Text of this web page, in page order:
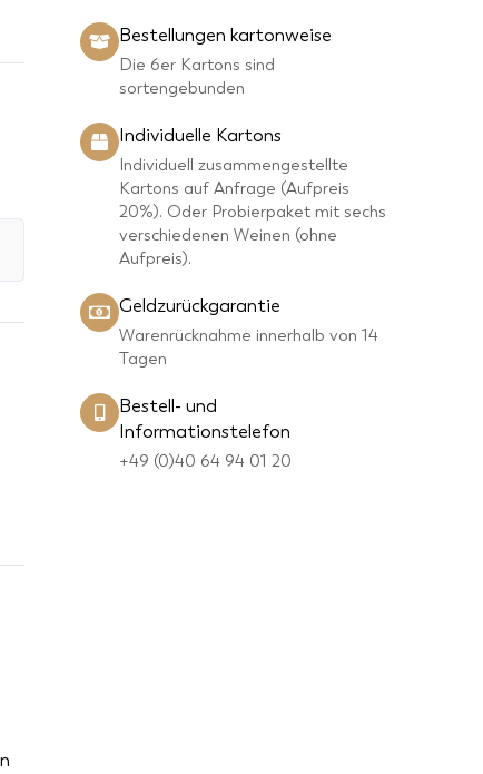
Bestellungen kartonweise
Die 6er Kartons sind
sortengebunden
Individuelle Kartons
Individuell zusammengestellte
Kartons auf Anfrage (Aufpreis
20%). Oder Probierpaket mit sechs
verschiedenen Weinen (ohne
Aufpreis).
Geldzurückgarantie
Warenrücknahme innerhalb von 14
Tagen
Bestell- und
Informationstelefon
+49 (0)40 64 94 01 20